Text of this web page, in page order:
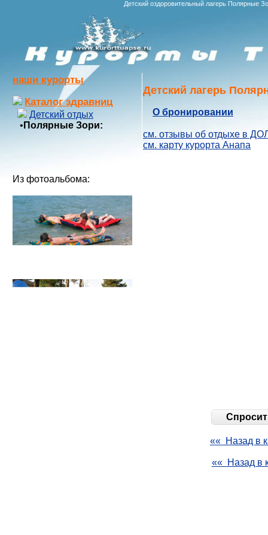
Детский оздоровительный лагерь
наши курорты
Каталог здравниц
Детский отдых
• Полярные Зори:
Из фотоальбома:
Детский лагерь
О бронировании
см. отзывы об отдыхе в
см. карту курорта Анапа
«« Назад в
«« Назад в